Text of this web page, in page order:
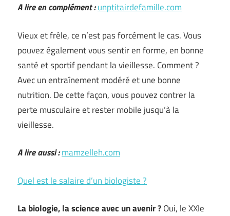
A lire en complément :unptitairdefamille.com
Vieux et frêle, ce n’est pas forcément le cas. Vous
pouvez également vous sentir en forme, en bonne
santé et sportif pendant la vieillesse. Comment ?
Avec un entraînement modéré et une bonne
nutrition. De cette façon, vous pouvez contrer la
perte musculaire et rester mobile jusqu’à la
vieillesse.
A lire aussi :mamzelleh.com
Quel est le salaire d’un biologiste ?
La biologie, la science avec un avenir ?Oui, le XXIe